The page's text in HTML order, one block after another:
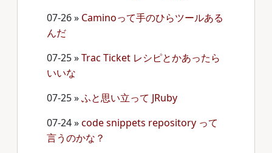
07-26» Caminoって手のひらツールある
んだ
07-25»Trac Ticket レシピとかあったら
いいな
07-25»ふと思い立って JRuby
07-24»code snippets repository って
言うのかな？